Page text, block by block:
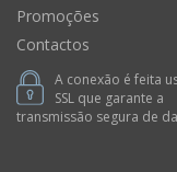
Promoções
Contactos
A conexão é feita
SSL que garante a
transmissão segura de